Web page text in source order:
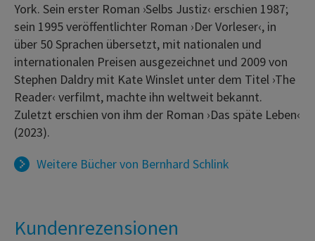
York. Sein erster Roman ›Selbs Justiz‹ erschien 1987;
sein 1995 veröffentlichter Roman ›Der Vorleser‹, in
über 50 Sprachen übersetzt, mit nationalen und
internationalen Preisen ausgezeichnet und 2009 von
Stephen Daldry mit Kate Winslet unter dem Titel ›The
Reader‹ verfilmt, machte ihn weltweit bekannt.
Zuletzt erschien von ihm der Roman ›Das späte Leben‹
(2023).
Weitere Bücher von Bernhard Schlink
Kundenrezensionen